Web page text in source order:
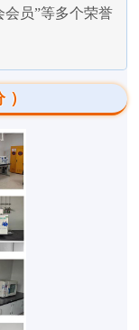
员”等多个荣誉